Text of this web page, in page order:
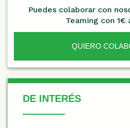
Puedes colaborar con
Teaming con 1€
QUIERO
De Interés
DE INTERÉS